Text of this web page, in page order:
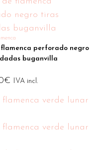
perforado negro
buganvilla
€ IVA incl.